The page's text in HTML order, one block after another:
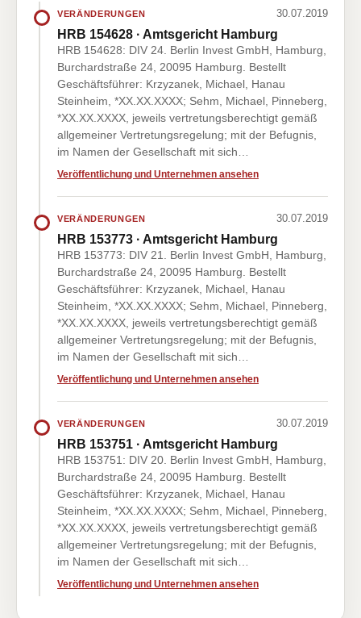
VERÄNDERUNGEN 30.07.2019
HRB 154628 · Amtsgericht Hamburg
HRB 154628: DIV 24. Berlin Invest GmbH, Hamburg,
Burchardstraße 24, 20095 Hamburg. Bestellt
Geschäftsführer: Krzyzanek, Michael, Hanau
Steinheim, *XX.XX.XXXX; Sehm, Michael, Pinneberg,
*XX.XX.XXXX, jeweils vertretungsberechtigt gemäß
allgemeiner Vertretungsregelung; mit der Befugnis,
im Namen der Gesellschaft mit sich…
Veröffentlichung und Unternehmen ansehen
VERÄNDERUNGEN 30.07.2019
HRB 153773 · Amtsgericht Hamburg
HRB 153773: DIV 21. Berlin Invest GmbH, Hamburg,
Burchardstraße 24, 20095 Hamburg. Bestellt
Geschäftsführer: Krzyzanek, Michael, Hanau
Steinheim, *XX.XX.XXXX; Sehm, Michael, Pinneberg,
*XX.XX.XXXX, jeweils vertretungsberechtigt gemäß
allgemeiner Vertretungsregelung; mit der Befugnis,
im Namen der Gesellschaft mit sich…
Veröffentlichung und Unternehmen ansehen
VERÄNDERUNGEN 30.07.2019
HRB 153751 · Amtsgericht Hamburg
HRB 153751: DIV 20. Berlin Invest GmbH, Hamburg,
Burchardstraße 24, 20095 Hamburg. Bestellt
Geschäftsführer: Krzyzanek, Michael, Hanau
Steinheim, *XX.XX.XXXX; Sehm, Michael, Pinneberg,
*XX.XX.XXXX, jeweils vertretungsberechtigt gemäß
allgemeiner Vertretungsregelung; mit der Befugnis,
im Namen der Gesellschaft mit sich…
Veröffentlichung und Unternehmen ansehen